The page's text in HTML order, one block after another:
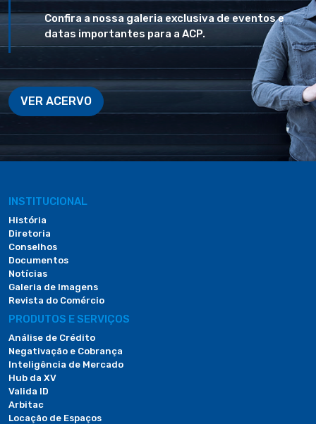
Confira a nossa galeria exclusiva de eventos e
datas importantes para a ACP.
VER ACERVO
INSTITUCIONAL
História
Diretoria
Conselhos
Documentos
Notícias
Galeria de Imagens
Revista do Comércio
PRODUTOS E SERVIÇOS
Análise de Crédito
Negativação e Cobrança
Inteligência de Mercado
Hub da XV
Valida ID
Arbitac
Locação de Espaços